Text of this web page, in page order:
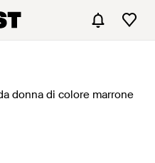
donna di colore marrone